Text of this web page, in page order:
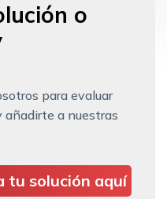
o
para evaluar
añadirte a nuestras
tu solución aquí